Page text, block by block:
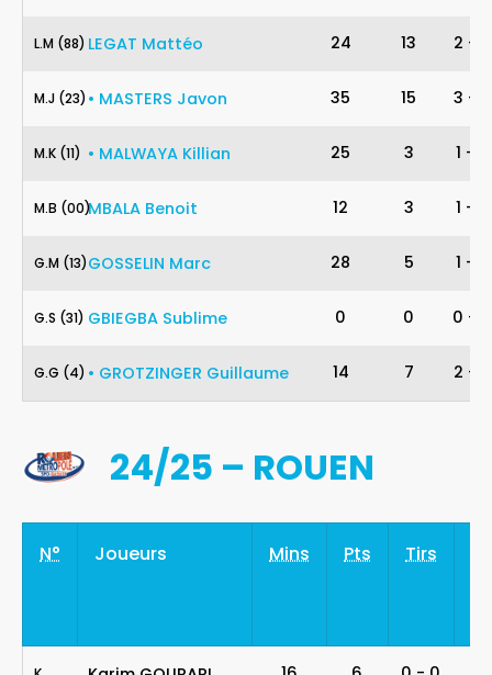
88 LEGAT Mattéo
L.M (88) 24 13 2 -
23 • MASTERS Javon
M.J (23) 35 15 3 -
11 • MALWAYA Killian
M.K (11) 25 3 1 -
00 MBALA Benoit
M.B (00) 12 3 1 -
13 GOSSELIN Marc
G.M (13) 28 5 1 -
31 GBIEGBA Sublime
G.S (31) 0 0 0 -
4 • GROTZINGER Guillaume
G.G (4) 14 7 2 -
24/25 – ROUEN
N° Joueurs Mins Pts Tirs